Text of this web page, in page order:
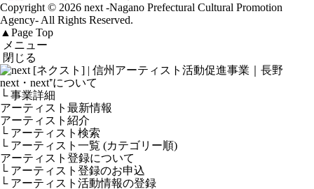
Copyright © 2026 next -Nagano Prefectural Cultural Promotion
Agency- All Rights Reserved.
▲ Page Top
メニュー
閉じる
next・next⁺について
└ 事業詳細
アーティスト最新情報
アーティスト紹介
└ アーティスト検索
└ アーティスト一覧 (カテゴリー順)
アーティスト登録について
└ アーティスト登録のお申込
└ アーティスト活動情報の登録